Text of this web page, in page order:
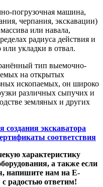
погрузочная машина,
черпания, экскавации)
или навала,
радиуса действия и
или укладки в отвал.
тип выемочно-
на открытых
ископаемых, он широко
различных сыпучих и
земляных и других
создания экскаватора
соответствия
характеристику
а также если
напишите нам на E-
радостью ответим!